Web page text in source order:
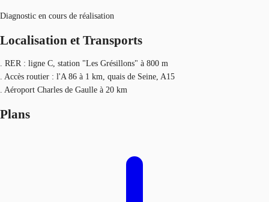
Diagnostic en cours de réalisation
Localisation et Transports
. RER : ligne C, station "Les Grésillons" à 800 m
. Accès routier : l'A 86 à 1 km, quais de Seine, A15
. Aéroport Charles de Gaulle à 20 km
Plans